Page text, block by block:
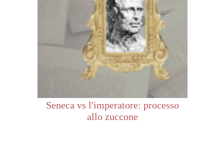
Seneca vs l'imperatore: processo
allo zuccone